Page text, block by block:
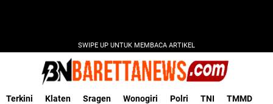
SWIPE UP UNTUK MEMBACA ARTIKEL
Terkini Klaten Sragen Wonogiri Polri TNI TMMD